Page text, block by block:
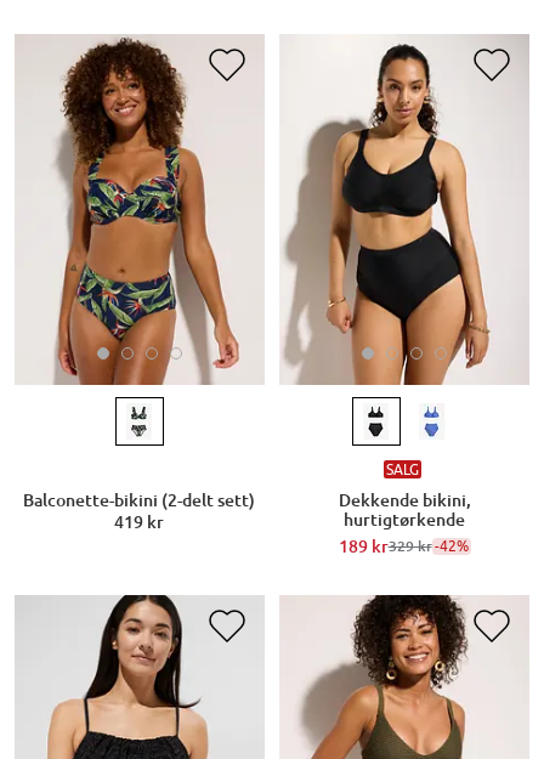
Balconette-bikini (2-delt sett)
419 kr
SALG
Dekkende bikini,
hurtigtørkende
189 kr329 kr-42%